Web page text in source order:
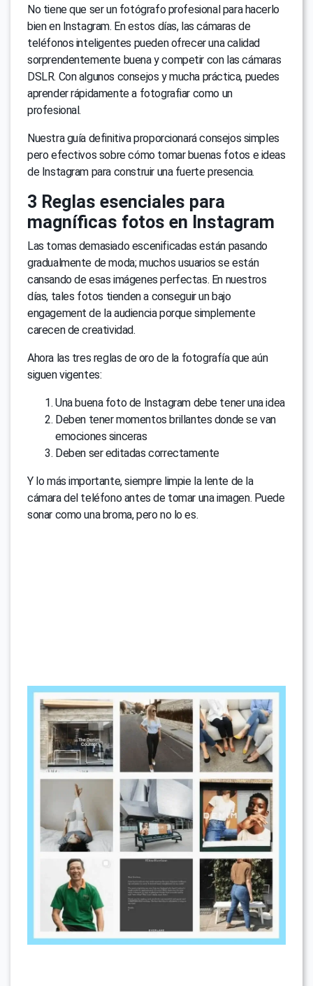
No tiene que ser un fotógrafo profesional para hacerlo
bien en Instagram. En estos días, las cámaras de
teléfonos inteligentes pueden ofrecer una calidad
sorprendentemente buena y competir con las cámaras
DSLR. Con algunos consejos y mucha práctica, puedes
aprender rápidamente a fotografiar como un
profesional.
Nuestra guía definitiva proporcionará consejos simples
pero efectivos sobre cómo tomar buenas fotos e ideas
de Instagram para construir una fuerte presencia.
3 Reglas esenciales para
magníficas fotos en Instagram
Las tomas demasiado escenificadas están pasando
gradualmente de moda; muchos usuarios se están
cansando de esas imágenes perfectas. En nuestros
días, tales fotos tienden a conseguir un bajo
engagement de la audiencia porque simplemente
carecen de creatividad.
Ahora las tres reglas de oro de la fotografía que aún
siguen vigentes:
Una buena foto de Instagram debe tener una idea
Deben tener momentos brillantes donde se van
emociones sinceras
Deben ser editadas correctamente
Y lo más importante, siempre limpie la lente de la
cámara del teléfono antes de tomar una imagen. Puede
sonar como una broma, pero no lo es.